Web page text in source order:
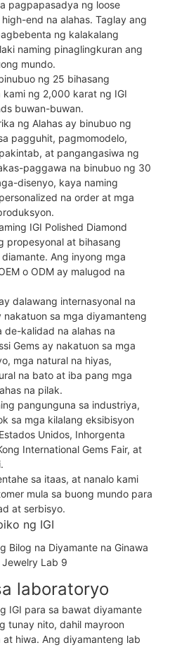
pagpapasadya ng loose
end na alahas. Taglay ang
ng kalakalang
naming pinaglingkuran ang
mundo.
ng 25 bihasang
ng 2,000 karat ng IGI
buwan-buwan.
ng Alahas ay binubuo ng
pagguhit, pagmomodelo,
at pangangasiwa ng
paggawa na binubuo ng 30
disenyo, kaya naming
na order at mga
IGI Polished Diamond
propesyonal at bihasang
Ang inyong mga
o ODM ay malugod na
dalawang internasyonal na
sa mga diyamanteng
kalidad na alahas na
Gems ay nakatuon sa mga
mga natural na hiyas,
na bato at iba pang mga
na pilak.
pangunguna sa industriya,
sa mga kilalang eksibisyon
Unidos, Inhorgenta
International Gems Fair, at
sa itaas, at nanalo kami
mula sa buong mundo para
at serbisyo.
ng IGI
laboratoryo
IGI para sa bawat diyamante
tunay nito, dahil mayroon
hiwa. Ang diyamanteng lab